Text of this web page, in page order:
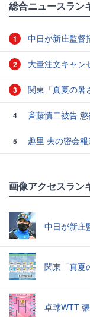
総合ニュースラン
1 中日が新庄監督
2 大量注文キャン
3 関東「真夏の暑
4 斉藤慎二被告
5
趣里 夫の密会
画像アクセスラン
中日が新庄
関東「真夏
卓球WTT